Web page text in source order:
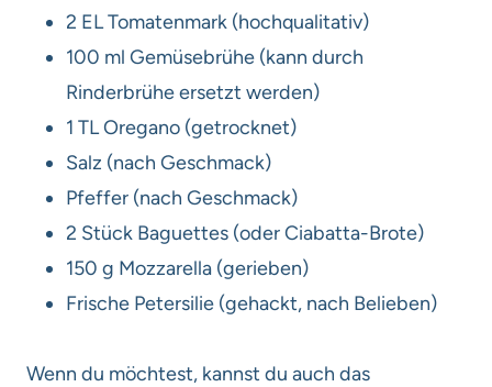
2 EL Tomatenmark (hochqualitativ)
100 ml Gemüsebrühe (kann durch
Rinderbrühe ersetzt werden)
1 TL Oregano (getrocknet)
Salz (nach Geschmack)
Pfeffer (nach Geschmack)
2 Stück Baguettes (oder Ciabatta-Brote)
150 g Mozzarella (gerieben)
Frische Petersilie (gehackt, nach Belieben)
Wenn du möchtest, kannst du auch das